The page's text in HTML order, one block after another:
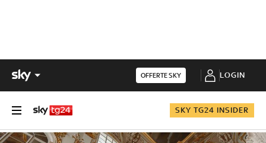
OFFERTE SKY LOGIN
SKY TG24 INSIDER